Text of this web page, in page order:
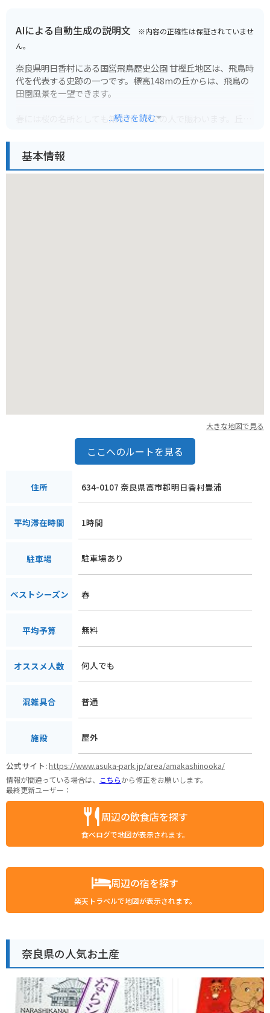
AIによる自動生成の説明文 ※内容の正確性は保証されていませ
ん。
奈良県明日香村にある国営飛鳥歴史公園 甘樫丘地区は、飛鳥時
代を代表する史跡の一つです。標高148mの丘からは、飛鳥の
田園風景を一望できます。
春には桜の名所としても知られ、多くの人で賑わいます。丘の
山など360度のパノラマビューを楽しむことができます。
...続きを読む
基本情報
大きな地図で見る
ここへのルートを見る
住所 634-0107 奈良県高市郡明日香村豊浦
平均滞在時間 1時間
駐車場 駐車場あり
ベストシーズン 春
平均予算 無料
オススメ人数 何人でも
混雑具合 普通
施設 屋外
公式サイト:https://www.asuka-park.jp/area/amakashinooka/
情報が間違っている場合は、 こちらから修正をお願いします。
最終更新ユーザー：
周辺の飲食店を探す
食べログで地図が表示されます。
周辺の宿を探す
楽天トラベルで地図が表示されます。
奈良県の人気お土産